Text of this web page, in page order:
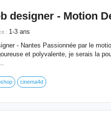
designer - Motion
: 1-3 ans
- Nantes Passionnée par le
et polyvalente, je serais la
cinema4d